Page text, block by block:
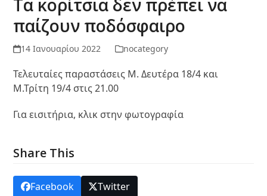
Τα κορίτσια δεν πρέπει να
παίζουν ποδόσφαιρο
14 Ιανουαρίου 2022 nocategory
Τελευταίες παραστάσεις Μ. Δευτέρα 18/4 και
Μ.Τρίτη 19/4 στις 21.00
Για εισιτήρια, κλικ στην φωτογραφία
Share This
Facebook Twitter